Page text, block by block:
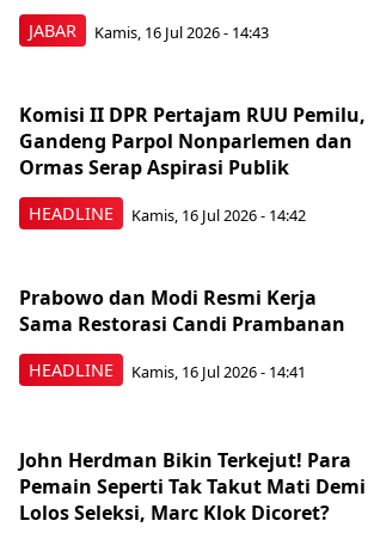
JABAR Kamis, 16 Jul 2026 - 14:43
HEADLINE
Komisi II DPR Pertajam RUU Pemilu,
Gandeng Parpol Nonparlemen dan
Ormas Serap Aspirasi Publik
Kamis, 16 Jul 2026 - 14:42
HEADLINE
Prabowo dan Modi Resmi Kerja
Sama Restorasi Candi Prambanan
Kamis, 16 Jul 2026 - 14:41
John Herdman Bikin Terkejut! Para
Pemain Seperti Tak Takut Mati Demi
Lolos Seleksi, Marc Klok Dicoret?